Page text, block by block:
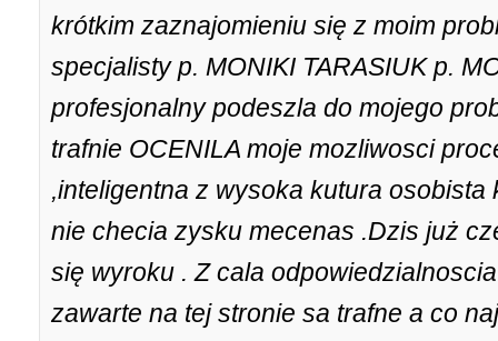
krótkim zaznajomieniu się z moim
specjalisty p. MONIKI TARASIUK p.
profesjonalny podeszla do mojego
trafnie OCENILA moje mozliwosci
,inteligentna z wysoka kutura
nie checia zysku mecenas .Dzis już
się wyroku . Z cala
zawarte na tej stronie sa trafne a co